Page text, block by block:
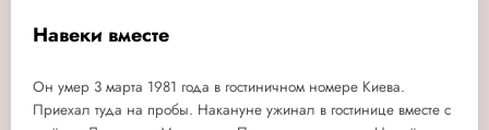
Навеки вместе
Он умер 3 марта 1981 года в гостиничном номере Киева.
Приехал туда на пробы. Накануне ужинал в гостинице вместе с